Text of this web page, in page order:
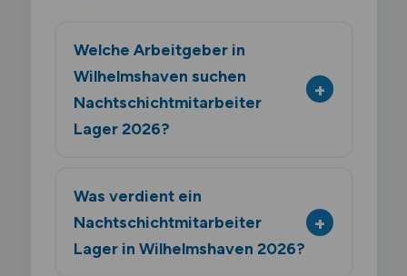
Welche Arbeitgeber in
Wilhelmshaven suchen
Nachtschichtmitarbeiter
Lager 2026?
Was verdient ein
Nachtschichtmitarbeiter
Lager in Wilhelmshaven 2026?